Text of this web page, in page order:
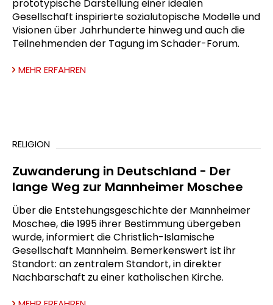
prototypische Darstellung einer idealen
Gesellschaft inspirierte sozialutopische Modelle und
Visionen über Jahrhunderte hinweg und auch die
Teilnehmenden der Tagung im Schader-Forum.
MEHR ERFAHREN
RELIGION
Zuwanderung in Deutschland - Der
lange Weg zur Mannheimer Moschee
Über die Entstehungsgeschichte der Mannheimer
Moschee, die 1995 ihrer Bestimmung übergeben
wurde, informiert die Christlich-Islamische
Gesellschaft Mannheim. Bemerkenswert ist ihr
Standort: an zentralem Standort, in direkter
Nachbarschaft zu einer katholischen Kirche.